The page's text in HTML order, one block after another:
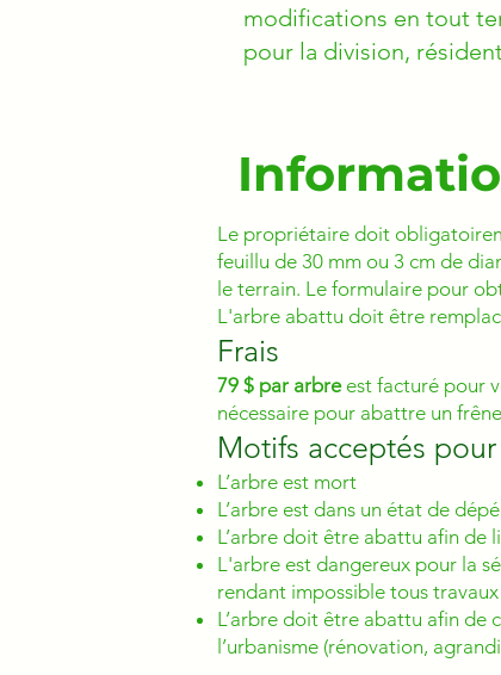
modifications en tout
pour la division,
Le propriétaire doit
feuillu de 30 mm ou 3 cm de
le terrain. Le formulaire pour
L'arbre abattu doit être
Frais
79 $ par arbre est facturé pour
nécessaire pour abattre un
Motifs acceptés
L’arbre est mort
L’arbre est dans un état de
L’arbre doit être abattu afin de
L'arbre est dangereux pour la
rendant impossible tous
L’arbre doit être abattu afin de
l’urbanisme (rénovation,